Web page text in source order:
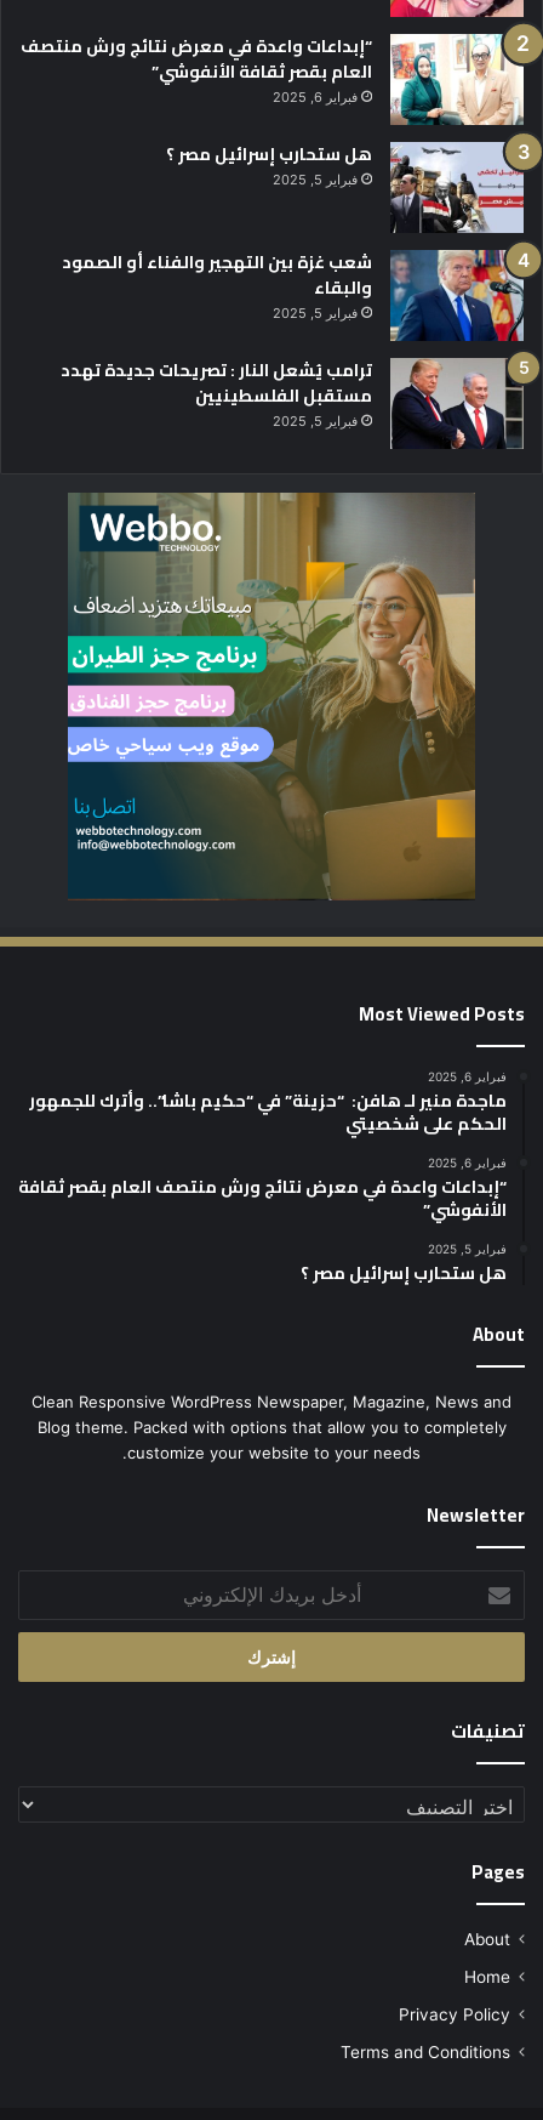
“إبداعات واعدة في معرض نتائج ورش منتصف
العام بقصر ثقافة الأنفوشي”
فبراير 6, 2025
هل ستحارب إسرائيل مصر ؟
فبراير 5, 2025
شعب غزة بين التهجير والفناء أو الصمود
والبقاء
فبراير 5, 2025
ترامب يُشعل النار : تصريحات جديدة تهدد
مستقبل الفلسطينيين
فبراير 5, 2025
Most Viewed Posts
فبراير 6, 2025
ماجدة منير لـ هافن: “حزينة” في “حكيم باشا”.. وأترك للجمهور
الحكم على شخصيتي
فبراير 6, 2025
“إبداعات واعدة في معرض نتائج ورش منتصف العام بقصر ثقافة
الأنفوشي”
فبراير 5, 2025
هل ستحارب إسرائيل مصر ؟
About
Clean Responsive WordPress Newspaper, Magazine, News and
Blog theme. Packed with options that allow you to completely
customize your website to your needs.
Newsletter
بريدك
الإلكتروني
تصنيفات
تصنيفات
Pages
About
Home
Privacy Policy
Terms and Conditions